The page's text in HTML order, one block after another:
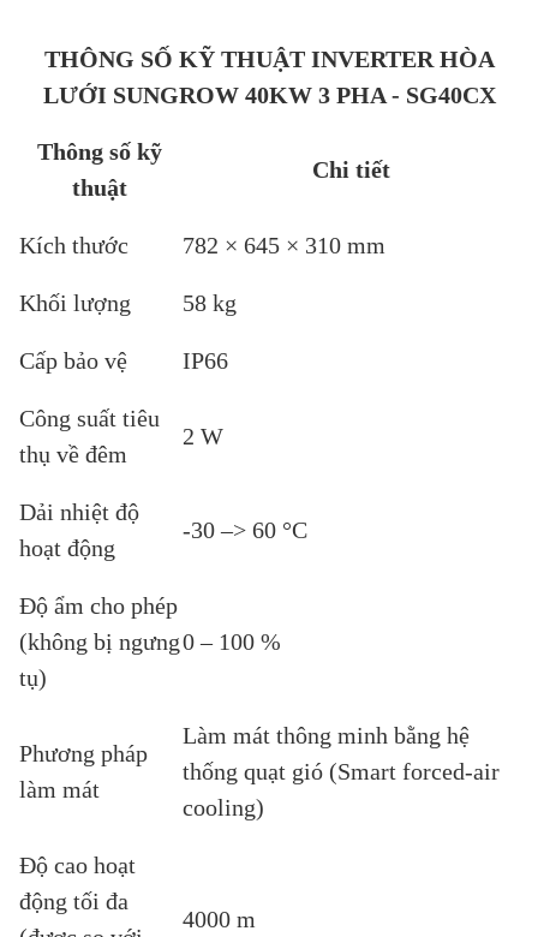
THÔNG SỐ KỸ THUẬT INVERTER HÒA
LƯỚI SUNGROW 40KW 3 PHA - SG40CX
Thông số kỹ
thuật
Chi tiết
Kích thước 782 × 645 × 310 mm
Khối lượng 58 kg
Cấp bảo vệ IP66
Công suất tiêu
thụ về đêm
2 W
Dải nhiệt độ
hoạt động
-30 –> 60 °C
Độ ẩm cho phép
(không bị ngưng
tụ)
0 – 100 %
Phương pháp
làm mát
Làm mát thông minh bằng hệ
thống quạt gió (Smart forced-air
cooling)
Độ cao hoạt
động tối đa
4000 m